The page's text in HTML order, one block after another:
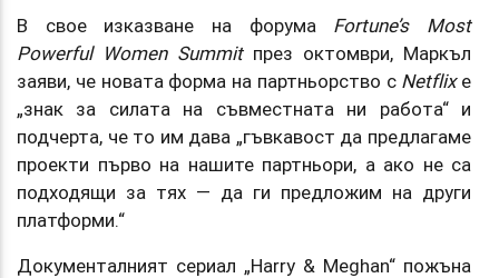
В свое изказване на форума Fortune’s Most
Powerful Women Summitпрез октомври, Маркъл
заяви, че новата форма на партньорство с Netflixе
„знак за силата на съвместната ни работа“ и
подчерта, че то им дава „гъвкавост да предлагаме
проекти първо на нашите партньори, а ако не са
подходящи за тях — да ги предложим на други
платформи.“
Документалният сериал „Harry & Meghan“ пожъна